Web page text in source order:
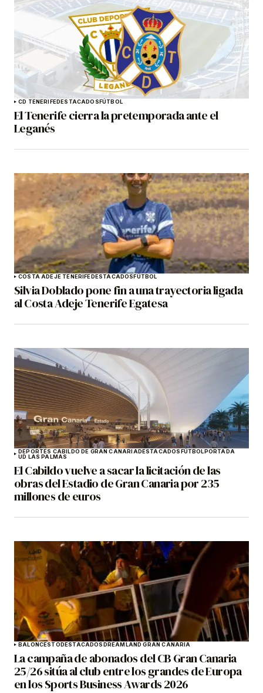
CD TENERIFEDESTACADOSFÚTBOL
El Tenerife cierra la pretemporada ante el
Leganés
COSTA ADEJE TENERIFEDESTACADOSFÚTBOL
Silvia Doblado pone fin a una trayectoria ligada
al Costa Adeje Tenerife Egatesa
DEPORTES CABILDO DE GRAN CANARIADESTACADOSFÚTBOLPORTADA
UD LAS PALMAS
El Cabildo vuelve a sacar la licitación de las
obras del Estadio de Gran Canaria por 235
millones de euros
BALONCESTODESTACADOSDREAMLAND GRAN CANARIA
La campaña de abonados del CB Gran Canaria
25/26 sitúa al club entre los grandes de Europa
en los Sports Business Awards 2026